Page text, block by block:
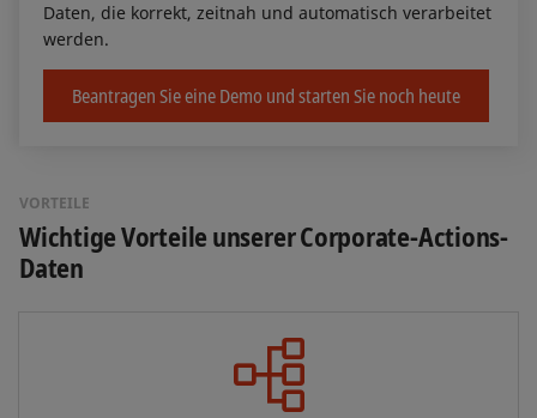
Daten, die korrekt, zeitnah und automatisch verarbeitet
werden.
Beantragen Sie eine Demo und starten Sie noch heute
VORTEILE
Wichtige Vorteile unserer Corporate-Actions-
Daten